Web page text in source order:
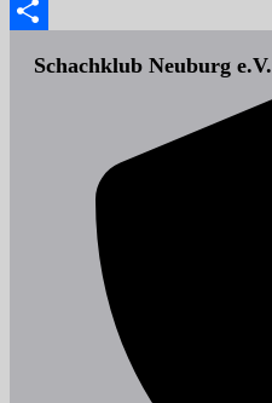
Copy
Schachklub Neuburg e.V.